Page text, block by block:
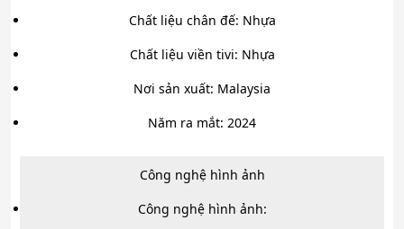
Chất liệu chân đế: Nhựa
Chất liệu viền tivi: Nhựa
Nơi sản xuất: Malaysia
Năm ra mắt: 2024
Công nghệ hình ảnh
Công nghệ hình ảnh: